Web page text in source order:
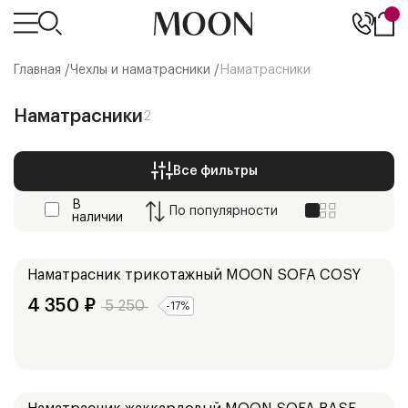
Главная /Чехлы и наматрасники / Наматрасники
Наматрасники2
Все фильтры
В
наличии
По популярности
Наматрасник трикотажный MOON SOFA COSY
4 350 ₽ 5 250 -17%